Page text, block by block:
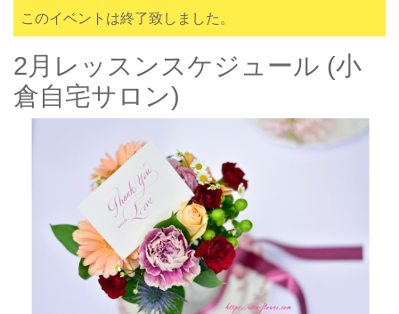
このイベントは終了致しました。
2月レッスンスケジュール (小
倉自宅サロン)